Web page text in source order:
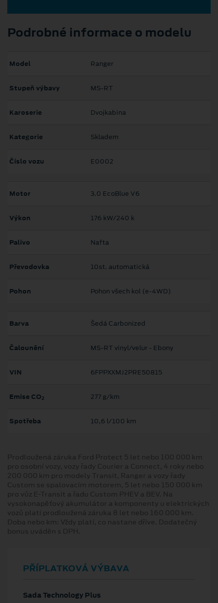
Podrobné informace o modelu
Model Ranger
Stupeň výbavy MS-RT
Karoserie Dvojkabina
Kategorie Skladem
Číslo vozu E0002
Motor 3.0 EcoBlue V6
Výkon 176 kW/240 k
Palivo Nafta
Převodovka 10st. automatická
Pohon Pohon všech kol (e-4WD)
Barva Šedá Carbonized
Čalounění MS-RT vinyl/velur - Ebony
VIN 6FPPXXMJ2PRE50815
Emise CO2 277 g/km
Spotřeba 10,6 l/100 km
Prodloužená záruka Ford Protect 5 let nebo 100 000 km
pro osobní vozy, vozy řady Courier a Connect, 4 roky nebo
200 000 km pro modely Transit, Ranger a vozy řady
Custom se spalovacím motorem, 5 let nebo 150 000 km
pro vůz E-Transit a řadu Custom PHEV a BEV. Na
vysokonapěťový akumulátor a komponenty u elektrických
vozů platí prodloužená záruka 8 let nebo 160 000 km.
Doba nebo km: Vždy platí, co nastane dříve. Dodatečný
bonus uváděn s DPH.
PŘÍPLATKOVÁ VÝBAVA
Sada Technology Plus